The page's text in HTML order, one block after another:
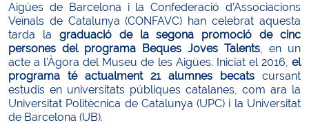
Aigües de Barcelona i la Confederació d’Associacions
Veïnals de Catalunya (CONFAVC) han celebrat aquesta
tarda la graduació de la segona promoció de cinc
persones del programa Beques Joves Talents, en un
acte a l’Àgora del Museu de les Aigües. Iniciat el 2016, el
programa té actualment 21 alumnes becats cursant
estudis en universitats públiques catalanes, com ara la
Universitat Politècnica de Catalunya (UPC) i la Universitat
de Barcelona (UB).